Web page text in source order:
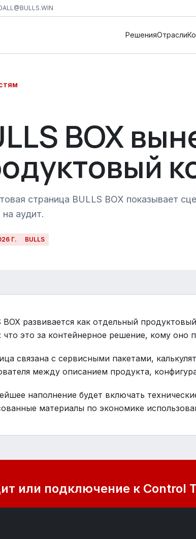
ALL@BULLS.WIN
РешенияОтрасли
BOX
страница BULLS BOX показывает
на аудит.
Г. BULLS
BOX развивается как отдельный
что это за контейнерное решение, кому оно
связана с сервисными пакетами,
между описанием продукта,
наполнение будет включать
материалы по экономике
или подключение к Control